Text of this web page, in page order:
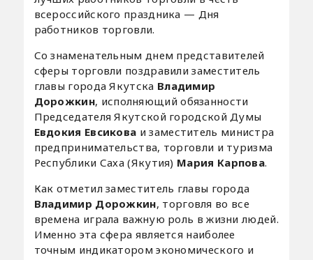
всероссийского праздника — Дня
работников торговли.
Со знаменательным днем представителей
сферы торговли поздравили заместитель
главы города Якутска Владимир
Дорожкин, исполняющий обязанности
Председателя Якутской городской Думы
Евдокия Евсикова и заместитель министра
предпринимательства, торговли и туризма
Республики Саха (Якутия) Мария Карпова.
Как отметил заместитель главы города
Владимир Дорожкин, торговля во все
времена играла важную роль в жизни людей.
Именно эта сфера является наиболее
точным индикатором экономического и